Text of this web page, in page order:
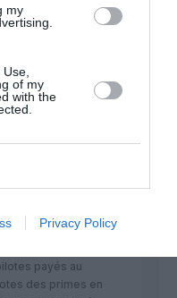
my
of my
with the
Privacy Policy
la polution…
airbus a319
32 min
payés au
des primes en